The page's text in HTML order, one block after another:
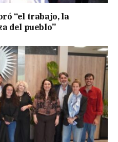
“el trabajo, la
del pueblo”